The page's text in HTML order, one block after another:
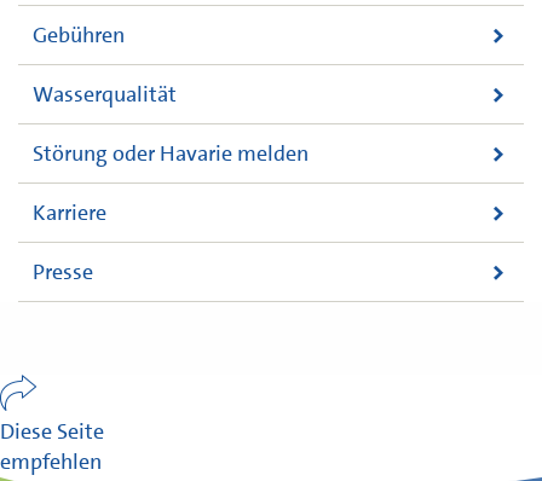
Gebühren
Wasserqualität
Störung oder Havarie melden
Karriere
Presse
Diese Seite
empfehlen